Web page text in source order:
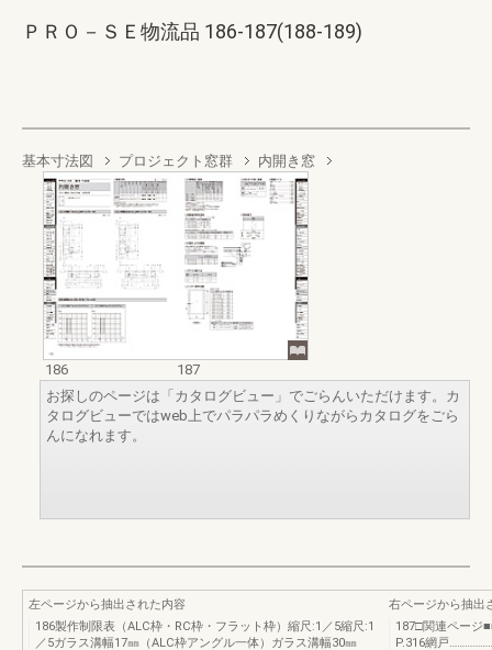
ＰＲＯ－ＳＥ物流品 186-187(188-189)
基本寸法図 プロジェクト窓群 内開き窓
186
187
お探しのページは「カタログビュー」でごらんいただけます。カ
タログビューではweb上でパラパラめくりながらカタログをごら
んになれます。
左ページから抽出された内容
186製作制限表（ALC枠・RC枠・フラット枠）縮尺:1／5縮尺:1
／5ガラス溝幅17㎜（ALC枠アングル一体）ガラス溝幅30㎜
右ページから抽出
187□関連ペー
P.316網戸